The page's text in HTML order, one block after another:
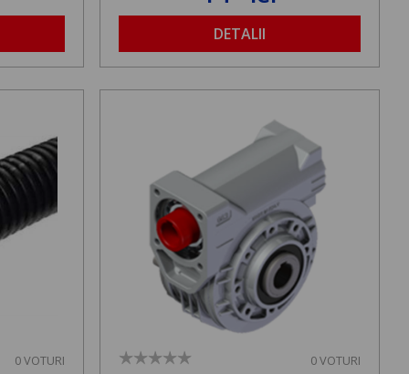
DETALII
0 VOTURI 0 VOTURI